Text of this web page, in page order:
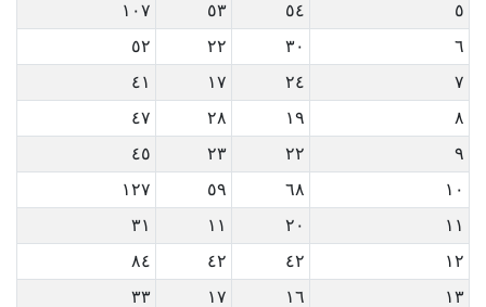
٥
٥٤ ٥٣
١٠٧
٦
٣٠ ٢٢
٥٢
٧
٢٤ ١٧
٤١
٨
١٩ ٢٨
٤٧
٩
٢٢ ٢٣
٤٥
١٠
٦٨ ٥٩
١٢٧
١١
٢٠ ١١
٣١
١٢
٤٢ ٤٢
٨٤
١٣
١٦ ١٧
٣٣